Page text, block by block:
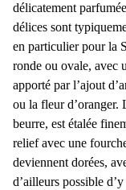
délicatement
délices sont
en particulier pour la
ronde ou ovale, avec
apporté par l’ajout
ou la fleur d’oranger.
beurre, est étalée
relief avec une
deviennent dorées,
d’ailleurs possible